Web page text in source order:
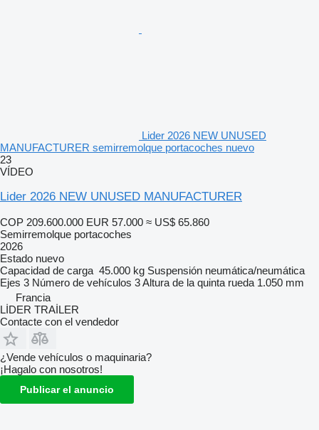
Lider 2026 NEW UNUSED
MANUFACTURER semirremolque portacoches nuevo
23
VÍDEO
Lider 2026 NEW UNUSED MANUFACTURER
COP 209.600.000 EUR 57.000 ≈ US$ 65.860
Semirremolque portacoches
2026
Estado nuevo
Capacidad de carga 45.000 kg Suspensión neumática/neumática
Ejes 3 Número de vehículos 3Altura de la quinta rueda 1.050 mm
Francia
LİDER TRAİLER
Contacte con el vendedor
¿Vende vehículos o maquinaria?
¡Hagalo con nosotros!
Publicar el anuncio